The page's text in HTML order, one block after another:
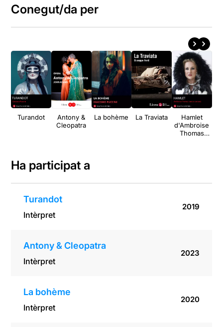
Conegut/da per
Turandot
Antony &
Cleopatra
La bohème La Traviata
Hamlet
d'Ambroise
Thomas
Ha participat a
Turandot
Intèrpret
2019
Antony & Cleopatra
Intèrpret
2023
La bohème
Intèrpret
2020